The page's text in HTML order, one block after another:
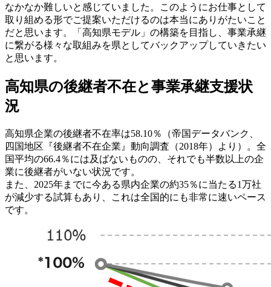
なかなか難しいと感じていました。このようにお仕事として
取り組める形でご提案いただけるのは本当にありがたいこと
だと思います。「高知県モデル」の構築を目指し、事業承継
に繋がる様々な取組みを県としてバックアップしていきたい
と思います。
高知県の後継者不在と事業承継支援状
況
高知県企業の後継者不在率は58.10％（帝国データバンク、
四国地区『後継者不在企業』動向調査（2018年）より）。全
国平均の66.4％には及ばないものの、それでも半数以上の企
業に後継者がいない状況です。
また、2025年までに今ある県内企業の約35％に当たる1万社
が減少する試算もあり、これは全国的にも非常に速いペース
です。